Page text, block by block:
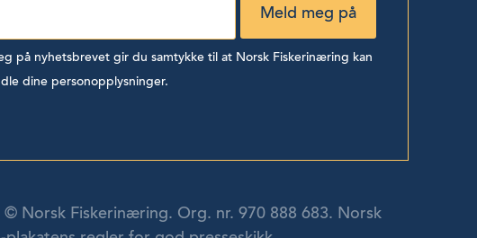
på nyhetsbrevet gir du samtykke til at Norsk Fiskerinæring kan
dine personopplysninger.
Norsk Fiskerinæring. Org. nr. 970 888 683. Norsk